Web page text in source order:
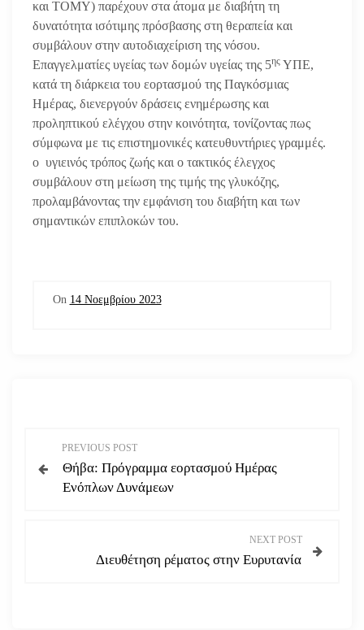
και ΤΟΜΥ) παρέχουν στα άτομα με διαβήτη τη
δυνατότητα ισότιμης πρόσβασης στη θεραπεία και
συμβάλουν στην αυτοδιαχείριση της νόσου.
Επαγγελματίες υγείας των δομών υγείας της 5ης ΥΠΕ,
κατά τη διάρκεια του εορτασμού της Παγκόσμιας
Ημέρας, διενεργούν δράσεις ενημέρωσης και
προληπτικού ελέγχου στην κοινότητα, τονίζοντας πως
σύμφωνα με τις επιστημονικές κατευθυντήριες γραμμές.
ο υγιεινός τρόπος ζωής και ο τακτικός έλεγχος
συμβάλουν στη μείωση της τιμής της γλυκόζης,
προλαμβάνοντας την εμφάνιση του διαβήτη και των
σημαντικών επιπλοκών του.
On 14 Νοεμβρίου 2023
λ
PREVIOUS POST
Θήβα: Πρόγραμμα εορτασμού Ημέρας
Ενόπλων Δυνάμεων
NEXT POST
Διευθέτηση ρέματος στην Ευρυτανία